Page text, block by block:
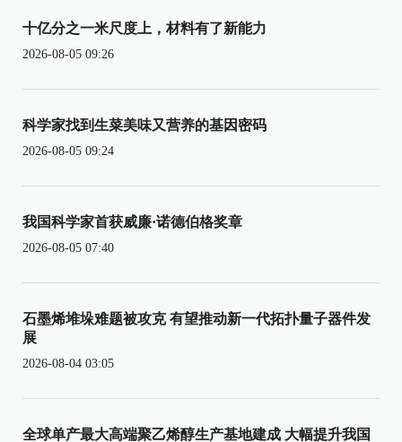
十亿分之一米尺度上，材料有了新能力
2026-08-05 09:26
科学家找到生菜美味又营养的基因密码
2026-08-05 09:24
我国科学家首获威廉·诺德伯格奖章
2026-08-05 07:40
石墨烯堆垛难题被攻克 有望推动新一代拓扑量子器件发
展
2026-08-04 03:05
全球单产最大高端聚乙烯醇生产基地建成 大幅提升我国